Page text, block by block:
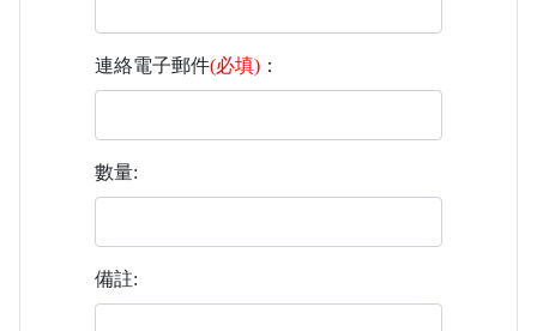
連絡電子郵件(必填) ：
數量:
備註: